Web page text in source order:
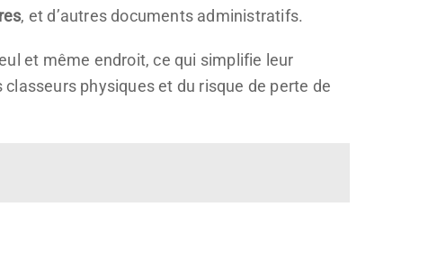
, et d’autres documents administratifs.
et même endroit, ce qui simplifie leur
physiques et du risque de perte de